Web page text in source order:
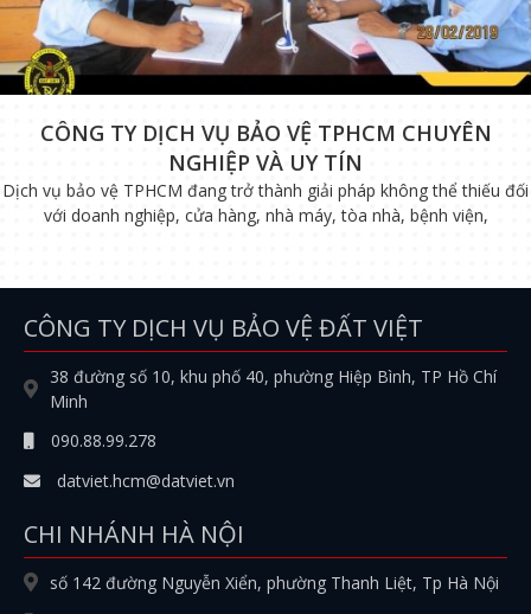
CÔNG TY DỊCH VỤ BẢO VỆ TPHCM CHUYÊN
NGHIỆP VÀ UY TÍN
Dịch vụ bảo vệ TPHCM đang trở thành giải pháp không thể thiếu đối
với doanh nghiệp, cửa hàng, nhà máy, tòa nhà, bệnh viện,
CÔNG TY DỊCH VỤ BẢO VỆ ĐẤT VIỆT
38 đường số 10, khu phố 40, phường Hiệp Bình, TP Hồ Chí
Minh
090.88.99.278
datviet.hcm@datviet.vn
CHI NHÁNH HÀ NỘI
số 142 đường Nguyễn Xiển, phường Thanh Liệt, Tp Hà Nội